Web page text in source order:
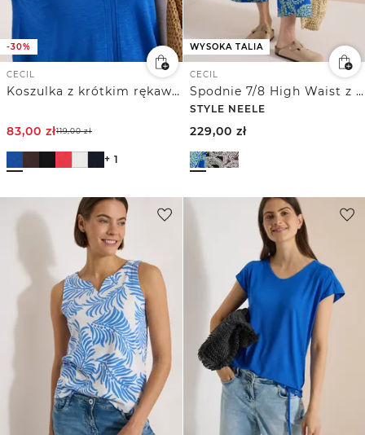
-30%
CECIL
Koszulka z krótkim rękawem w stylu tuniki
83,00 zł119,00zł
+ 1
WYSOKA TALIA
CECIL
Spodnie 7/8 High Waist z szerokimi nogawkami o kroju
STYLE NEELE
229,00 zł